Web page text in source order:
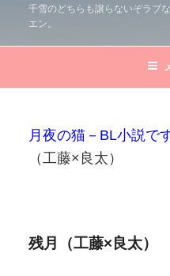
千雪のどちらも譲らないぞラブ
エン。
月夜の猫－BL小説で
（工藤×良太）
残月（工藤×良太）